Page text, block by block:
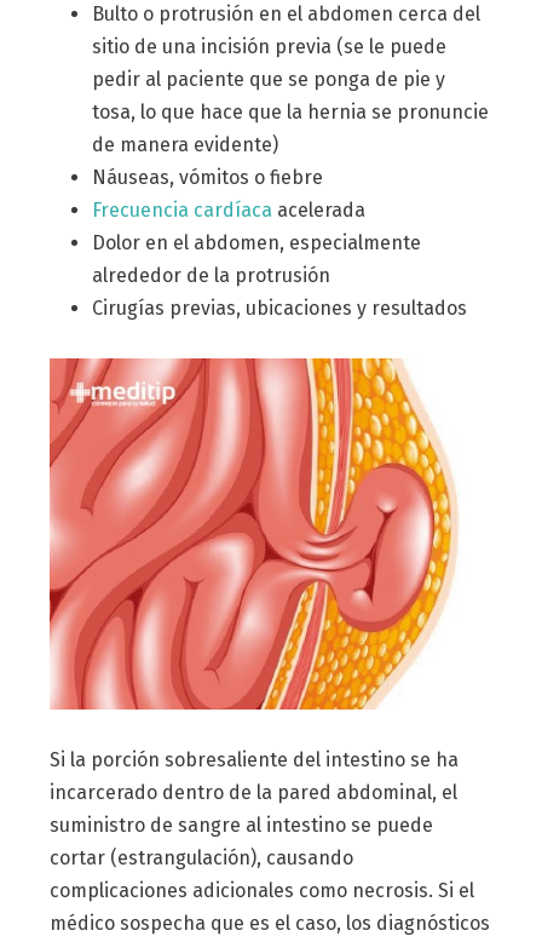
Bulto o protrusión en el abdomen cerca del
sitio de una incisión previa (se le puede
pedir al paciente que se ponga de pie y
tosa, lo que hace que la hernia se pronuncie
de manera evidente)
Náuseas, vómitos o fiebre
Frecuencia cardíaca acelerada
Dolor en el abdomen, especialmente
alrededor de la protrusión
Cirugías previas, ubicaciones y resultados
Si la porción sobresaliente del intestino se ha
incarcerado dentro de la pared abdominal, el
suministro de sangre al intestino se puede
cortar (estrangulación), causando
complicaciones adicionales como necrosis. Si el
médico sospecha que es el caso, los diagnósticos